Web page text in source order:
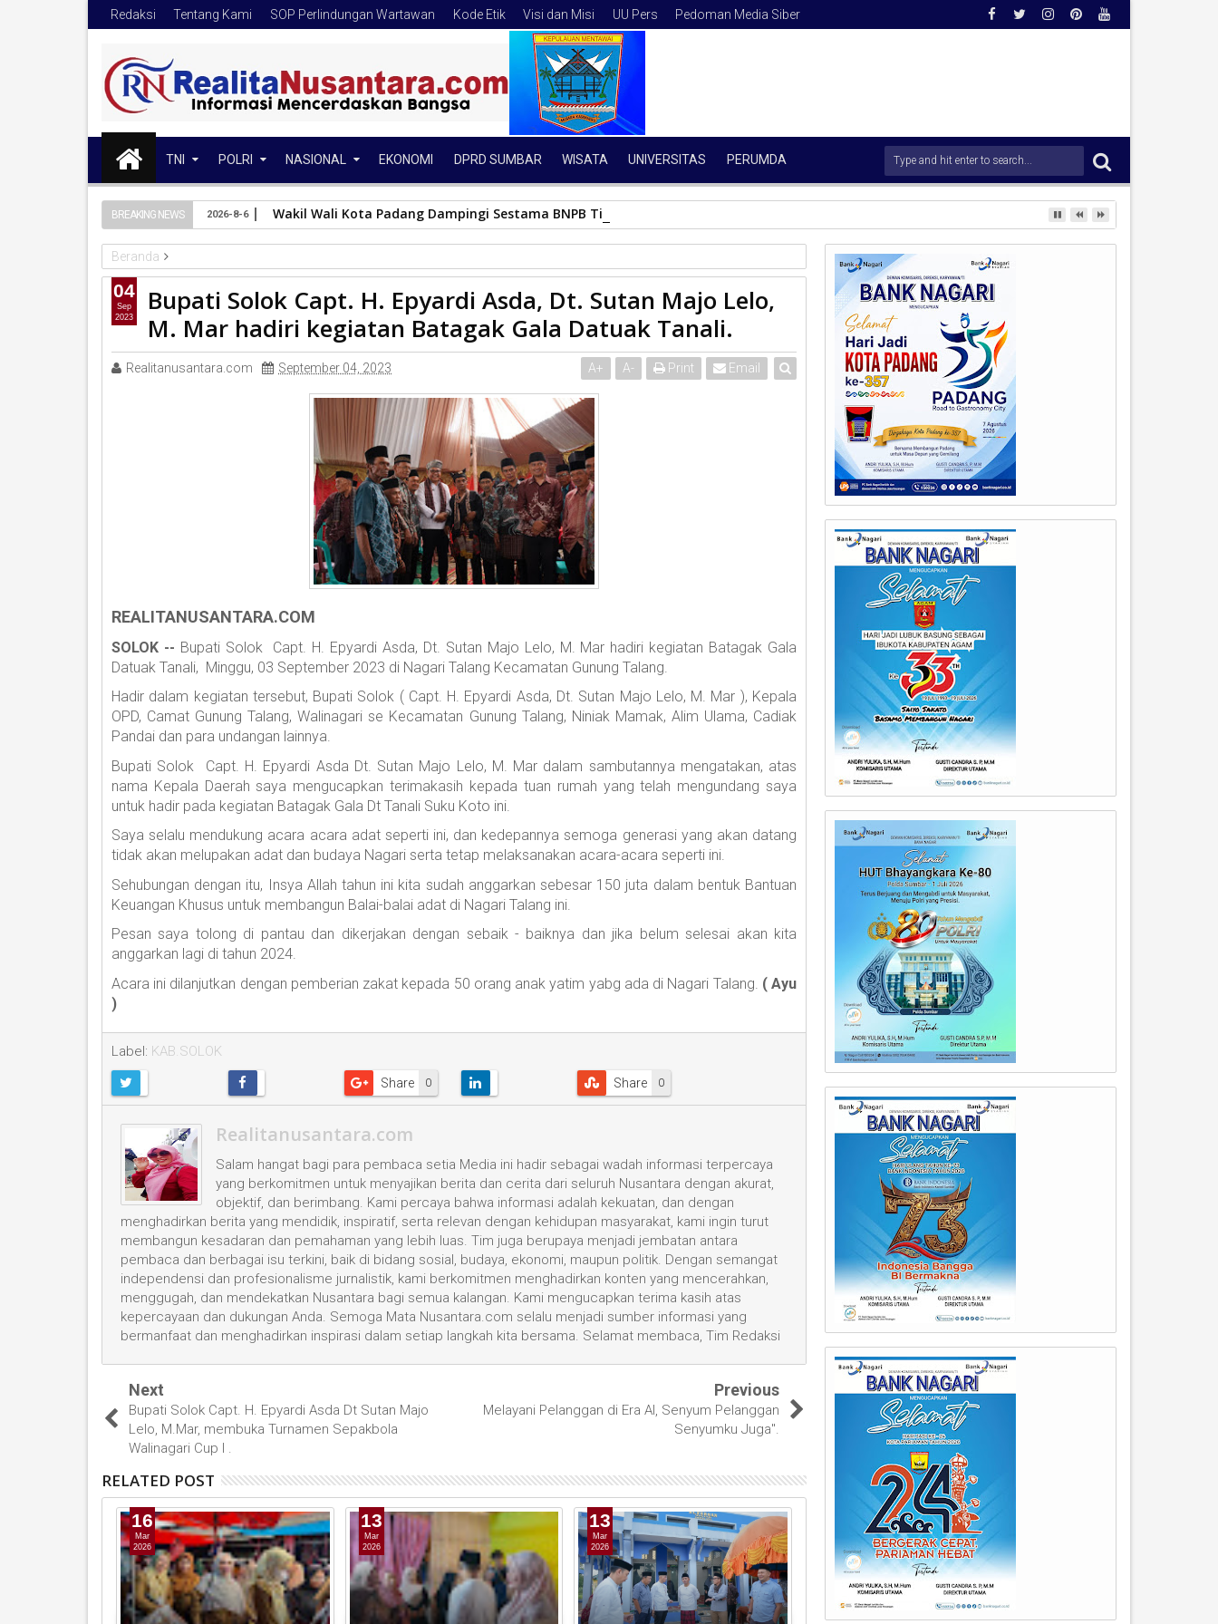
Redaksi Tentang Kami SOP Perlindungan Wartawan Kode Etik Visi dan Misi UU Pers Pedoman Media Siber
TNI POLRI NASIONAL EKONOMI DPRD SUMBAR WISATA UNIVERSITAS PERUMDA
BREAKING NEWS Wakil Wali Kota Padang Dampingi Sestama BNPB Tinjau Lokasi Banjir Bandang, Dorong Percepatan Penanganan Pascabencana.
2026-8-6
Beranda
KAB.SOLOK
Bupati Solok Capt. H. Epyardi Asda, Dt. Sutan Majo Lelo, M. Mar hadiri kegiatan Batagak Gala Datuak Tanali.
Bupati Solok Capt. H. Epyardi Asda, Dt. Sutan Majo Lelo,
M. Mar hadiri kegiatan Batagak Gala Datuak Tanali.
Realitanusantara.com September 04, 2023 A+ A- Print Email
REALITANUSANTARA.COM
SOLOK -- Bupati Solok Capt. H. Epyardi Asda, Dt. Sutan Majo Lelo, M. Mar hadiri kegiatan Batagak Gala
Datuak Tanali, Minggu, 03 September 2023 di Nagari Talang Kecamatan Gunung Talang.
Hadir dalam kegiatan tersebut, Bupati Solok ( Capt. H. Epyardi Asda, Dt. Sutan Majo Lelo, M. Mar ), Kepala
OPD, Camat Gunung Talang, Walinagari se Kecamatan Gunung Talang, Niniak Mamak, Alim Ulama, Cadiak
Pandai dan para undangan lainnya.
Bupati Solok Capt. H. Epyardi Asda Dt. Sutan Majo Lelo, M. Mar dalam sambutannya mengatakan, atas
nama Kepala Daerah saya mengucapkan terimakasih kepada tuan rumah yang telah mengundang saya
untuk hadir pada kegiatan Batagak Gala Dt Tanali Suku Koto ini.
Saya selalu mendukung acara acara adat seperti ini, dan kedepannya semoga generasi yang akan datang
tidak akan melupakan adat dan budaya Nagari serta tetap melaksanakan acara-acara seperti ini.
Sehubungan dengan itu, Insya Allah tahun ini kita sudah anggarkan sebesar 150 juta dalam bentuk Bantuan
Keuangan Khusus untuk membangun Balai-balai adat di Nagari Talang ini.
Pesan saya tolong di pantau dan dikerjakan dengan sebaik - baiknya dan jika belum selesai akan kita
anggarkan lagi di tahun 2024.
Acara ini dilanjutkan dengan pemberian zakat kepada 50 orang anak yatim yabg ada di Nagari Talang. ( Ayu
)
Label: KAB.SOLOK
0
Share 0
Share
Realitanusantara.com
Salam hangat bagi para pembaca setia Media ini hadir sebagai wadah informasi terpercaya
yang berkomitmen untuk menyajikan berita dan cerita dari seluruh Nusantara dengan akurat,
objektif, dan berimbang. Kami percaya bahwa informasi adalah kekuatan, dan dengan
menghadirkan berita yang mendidik, inspiratif, serta relevan dengan kehidupan masyarakat, kami ingin turut
membangun kesadaran dan pemahaman yang lebih luas. Tim juga berupaya menjadi jembatan antara
pembaca dan berbagai isu terkini, baik di bidang sosial, budaya, ekonomi, maupun politik. Dengan semangat
independensi dan profesionalisme jurnalistik, kami berkomitmen menghadirkan konten yang mencerahkan,
menggugah, dan mendekatkan Nusantara bagi semua kalangan. Kami mengucapkan terima kasih atas
kepercayaan dan dukungan Anda. Semoga Mata Nusantara.com selalu menjadi sumber informasi yang
bermanfaat dan menghadirkan inspirasi dalam setiap langkah kita bersama. Selamat membaca, Tim Redaksi
04
Sep
2023
Next
Bupati Solok Capt. H. Epyardi Asda Dt Sutan Majo
Lelo, M.Mar, membuka Turnamen Sepakbola
Walinagari Cup I .
Previous
Melayani Pelanggan di Era Al, Senyum Pelanggan
Senyumku Juga".
RELATED POST
16
Mar
2026
13
Mar
2026
13
Mar
2026
2026